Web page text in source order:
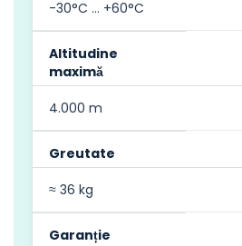
-30°C … +60°C
Altitudine
maximă
4.000 m
Greutate
≈ 36 kg
Garanție